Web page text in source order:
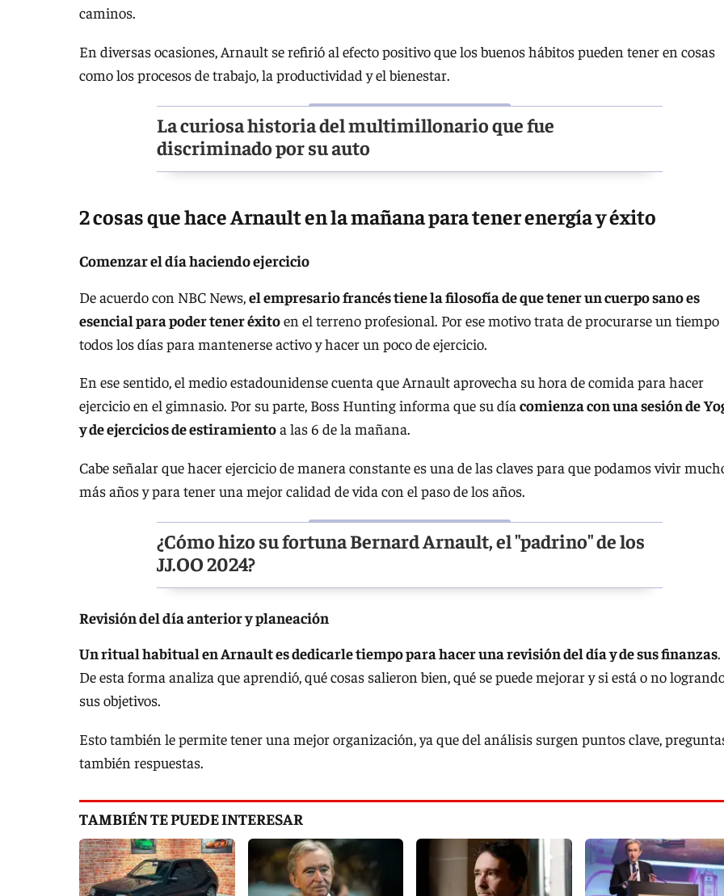
caminos.
En diversas ocasiones, Arnault se refirió al efecto positivo que los buenos hábitos pueden tener en cosas
como los procesos de trabajo, la productividad y el bienestar.
La curiosa historia del multimillonario que fue
discriminado por su auto
2 cosas que hace Arnault en la mañana para tener energía y éxito
Comenzar el día haciendo ejercicio
De acuerdo con NBC News, el empresario francés tiene la filosofía de que tener un cuerpo sano es
esencial para poder tener éxitoen el terreno profesional. Por ese motivo trata de procurarse un tiempo
todos los días para mantenerse activo y hacer un poco de ejercicio.
En ese sentido, el medio estadounidense cuenta que Arnault aprovecha su hora de comida para hacer
ejercicio en el gimnasio. Por su parte, Boss Hunting informa que su día comienza con una sesión de
y de ejercicios de estiramientoa las 6 de la mañana.
Cabe señalar que hacer ejercicio de manera constante es una de las claves para que podamos vivir
más años y para tener una mejor calidad de vida con el paso de los años.
¿Cómo hizo su fortuna Bernard Arnault, el "padrino" de los
JJ.OO 2024?
Revisión del día anterior y planeación
Un ritual habitual en Arnault es dedicarle tiempo para hacer una revisión del día y de sus finanzas.
De esta forma analiza que aprendió, qué cosas salieron bien, qué se puede mejorar y si está o no
sus objetivos.
Esto también le permite tener una mejor organización, ya que del análisis surgen puntos clave,
también respuestas.
TAMBIÉN TE PUEDE INTERESAR